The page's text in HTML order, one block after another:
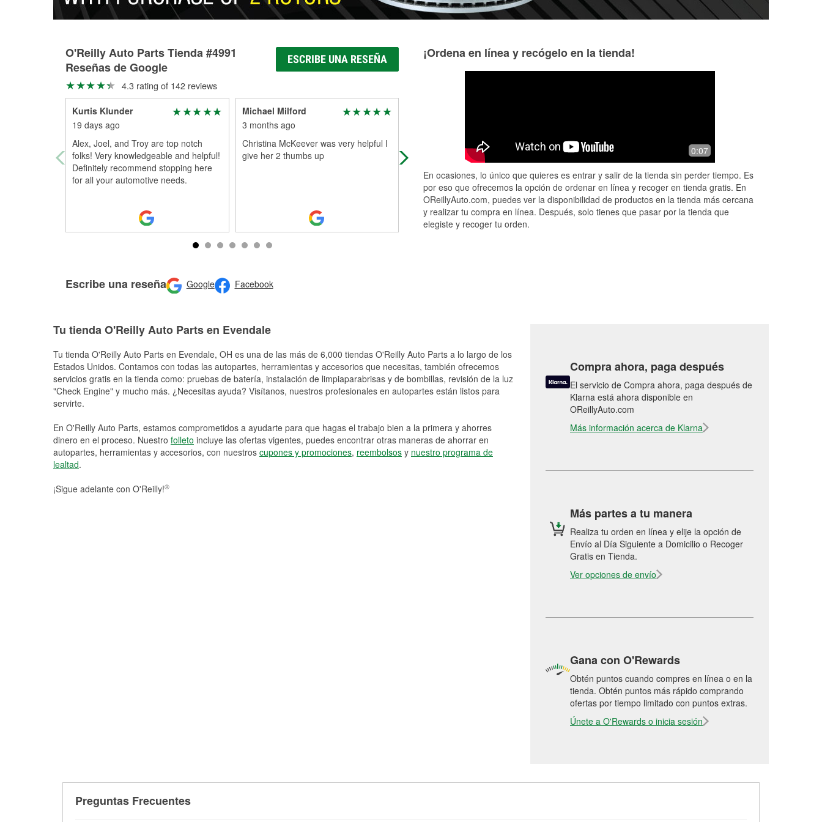
O'Reilly Auto Parts Tienda #4991
Reseñas de Google
ESCRIBE UNA RESEÑA
4.3 rating of 142 reviews
Kurtis Klunder
19 days ago
Alex, Joel, and Troy are top notch
folks! Very knowledgeable and helpful!
Definitely recommend stopping here
for all your automotive needs.
Michael Milford
3 months ago
Christina McKeever was very helpful I
give her 2 thumbs up
They make sure I had the right parts
and I made sure that I could install
Very knowledgeable ,when it comes to
parts and showing the customer
personal time so that you will under...
Read More
Escribe una reseña Google Facebook
¡Ordena en línea y recógelo en la tienda!
0:07
En ocasiones, lo único que quieres es entrar y salir de la tienda sin perder tiempo. Es
por eso que ofrecemos la opción de ordenar en línea y recoger en tienda gratis. En
OReillyAuto.com, puedes ver la disponibilidad de productos en la tienda más cercana
y realizar tu compra en línea. Después, solo tienes que pasar por la tienda que
elegiste y recoger tu orden.
Tu tienda O'Reilly Auto Parts en Evendale
Tu tienda O'Reilly Auto Parts en Evendale, OH es una de las más de 6,000 tiendas O'Reilly Auto Parts a lo largo de los
Estados Unidos. Contamos con todas las autopartes, herramientas y accesorios que necesitas, también ofrecemos
servicios gratis en la tienda como: pruebas de batería, instalación de limpiaparabrisas y de bombillas, revisión de la luz
"Check Engine" y mucho más. ¿Necesitas ayuda? Visítanos, nuestros profesionales en autopartes están listos para
servirte.
En O'Reilly Auto Parts, estamos comprometidos a ayudarte para que hagas el trabajo bien a la primera y ahorres
dinero en el proceso. Nuestro folleto incluye las ofertas vigentes, puedes encontrar otras maneras de ahorrar en
autopartes, herramientas y accesorios, con nuestros cupones y promociones, reembolsos y nuestro programa de
lealtad.
¡Sigue adelante con O'Reilly!®
Compra ahora, paga después
El servicio de Compra ahora, paga después de
Klarna está ahora disponible en
OReillyAuto.com
Más información acerca de Klarna
Más partes a tu manera
Realiza tu orden en línea y elije la opción de
Envío al Día Siguiente a Domicilio o Recoger
Gratis en Tienda.
Ver opciones de envío
Gana con O'Rewards
Obtén puntos cuando compres en línea o en la
tienda. Obtén puntos más rápido comprando
ofertas por tiempo limitado con puntos extras.
Únete a O'Rewards o inicia sesión
Preguntas Frecuentes